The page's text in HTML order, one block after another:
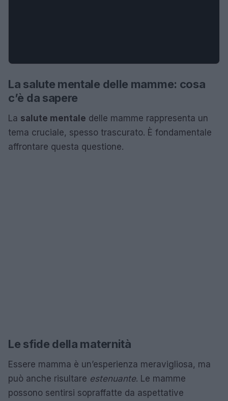
La salute mentale delle mamme: cosa
c’è da sapere
La salute mentale delle mamme rappresenta un
tema cruciale, spesso trascurato. È fondamentale
affrontare questa questione.
Le sfide della maternità
Essere mamma è un’esperienza meravigliosa, ma
può anche risultare estenuante. Le mamme
possono sentirsi sopraffatte da aspettative